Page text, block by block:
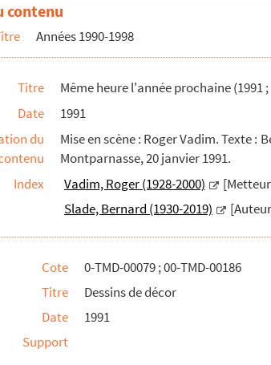
coupe d'éléments de décor.
contenu
Années 1990-1998
Titre
Même heure l'année prochaine (1991
Date
1991
du
Mise en scène : Roger Vadim. Texte :
Montparnasse, 20 janvier 1991.
Index
Vadim, Roger (1928-2000)
Slade, Bernard (1930-2019)
Cote
0-TMD-00079 ; 00-TMD-00186
Titre
Dessins de décor
Date
1991
Support